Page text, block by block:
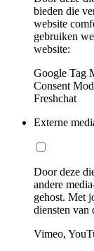
bieden die
website
gebruiken
website:
Google Tag
Consent
Freshchat
Externe
Door deze
andere
gehost. Met
diensten van
Vimeo,